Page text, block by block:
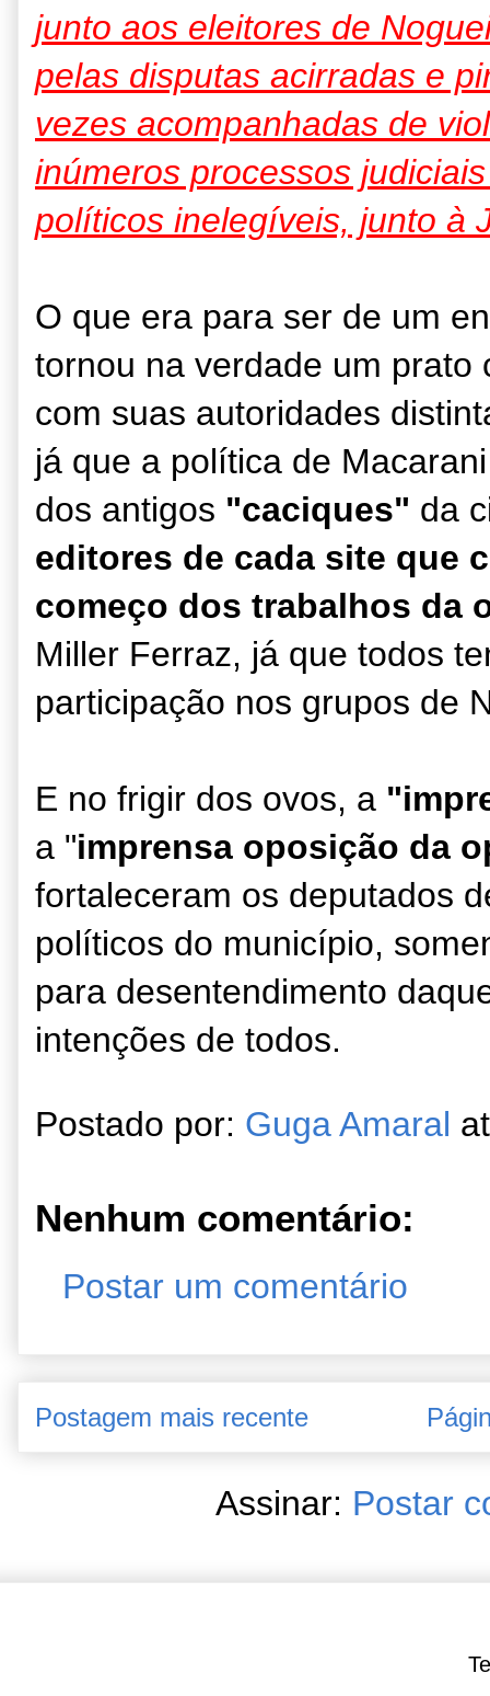
junto aos eleitores de
pelas disputas acirradas e
vezes acompanhadas de
inúmeros processos
políticos inelegíveis, junto à
O que era para ser de um
tornou na verdade um prato
com suas autoridades
já que a política de
dos antigos "caciques" da
editores de cada site que
começo dos trabalhos da
Miller Ferraz, já que todos
participação nos grupos de
E no frigir dos ovos, a
a "imprensa oposição da
fortaleceram os deputados
políticos do município,
para desentendimento
intenções de todos.
Postado por: Guga Amaral
Nenhum comentário:
Postar um comentário
Postagem mais recente
Assinar: Postar